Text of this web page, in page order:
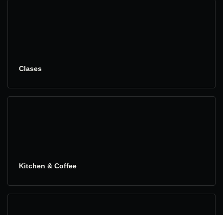
Clases
Kitchen & Coffee